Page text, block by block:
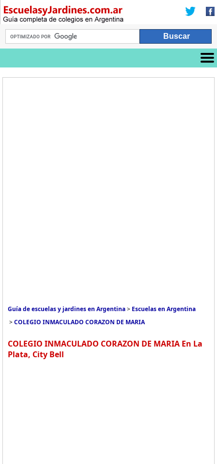
Guía de escuelas y jardines en Argentina> Escuelas en Argentina
>COLEGIO INMACULADO CORAZON DE MARIA
COLEGIO INMACULADO CORAZON DE MARIA En La
Plata, City Bell